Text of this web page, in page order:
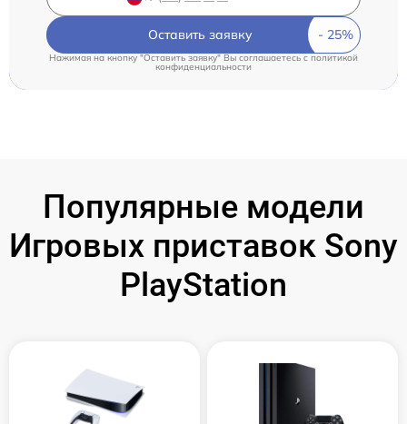
Оставить заявку
Нажимая на кнопку "Оставить заявку" Вы соглашаетесь cполитикой
конфиденциальности
Популярные модели
Игровых приставок Sony
PlayStation